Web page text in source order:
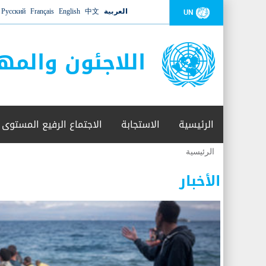
UN العربية 中文
English
Français
Русский
اللاجئون
الرئيسية الاستجابة الاجتماع الرفيع المستوى
أنت
هنا
الرئيسية
الأخبار
06 نوفمبر 2018 -
أعلنت مفوضية الأمم المتحدة السامية لشؤون اللاجئين عن ارتفاع عدد الأشخاص الذين